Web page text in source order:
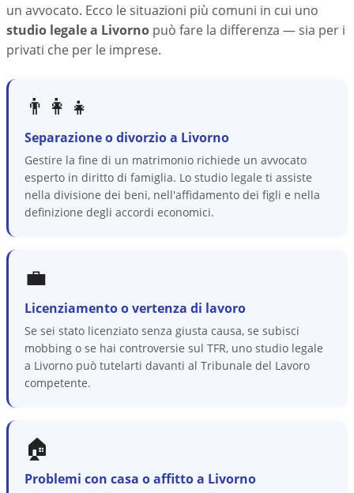
un avvocato. Ecco le situazioni più comuni in cui uno
studio legale a Livorno può fare la differenza — sia per i
privati che per le imprese.
👨‍👩‍👧
Separazione o divorzio a Livorno
Gestire la fine di un matrimonio richiede un avvocato
esperto in diritto di famiglia. Lo studio legale ti assiste
nella divisione dei beni, nell'affidamento dei figli e nella
definizione degli accordi economici.
💼
Licenziamento o vertenza di lavoro
Se sei stato licenziato senza giusta causa, se subisci
mobbing o se hai controversie sul TFR, uno studio legale
a Livorno può tutelarti davanti al Tribunale del Lavoro
competente.
🏠
Problemi con casa o affitto a Livorno